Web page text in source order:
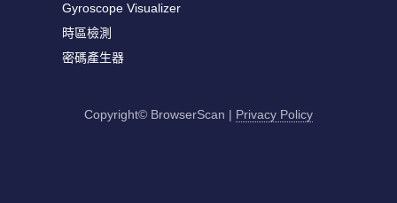
Gyroscope Visualizer
時區檢測
密碼產生器
Copyright© BrowserScan | Privacy Policy